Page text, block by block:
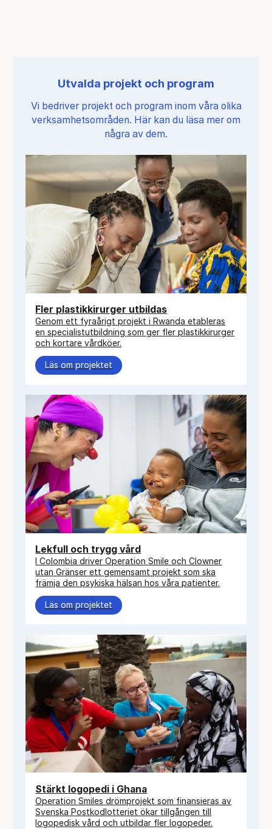
Utvalda projekt och program
Vi bedriver projekt och program inom våra olika
verksamhetsområden. Här kan du läsa mer om
några av dem.
Fler plastikkirurger utbildas
Genom ett fyraårigt projekt i Rwanda etableras
en specialistutbildning som ger fler plastikkirurger
och kortare vårdköer.
Läs om projektet
Lekfull och trygg vård
I Colombia driver Operation Smile och Clowner
utan Gränser ett gemensamt projekt som ska
främja den psykiska hälsan hos våra patienter.
Läs om projektet
Stärkt logopedi i Ghana
Operation Smiles drömprojekt som finansieras av
Svenska Postkodlotteriet ökar tillgången till
logopedisk vård och utbildar fler logopeder.